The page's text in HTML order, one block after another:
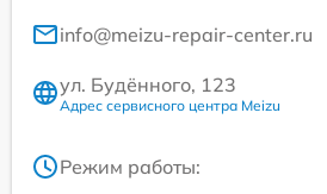
info@meizu-repair-center.ru
ул. Будённого, 123
Адрес сервисного центра Meizu
Режим работы: